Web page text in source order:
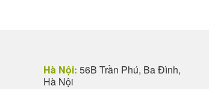
Hà Nội: 56B Trần Phú, Ba Đình,
Hà Nội